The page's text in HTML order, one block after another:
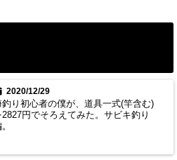
2020/12/29
釣り初心者の僕が、道具一式(竿含む)
2827円でそろえてみた。サビキ釣り